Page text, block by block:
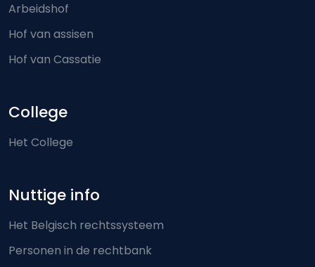
Arbeidshof
Hof van assisen
Hof van Cassatie
College
Het College
Nuttige info
Het Belgisch rechtssysteem
Personen in de rechtbank